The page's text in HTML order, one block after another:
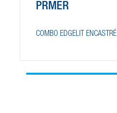
PRMER
COMBO EDGELIT ENCASTRÉ